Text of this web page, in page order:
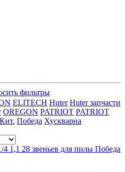
фильтры
ELITECH Huter Huter запчасти
OREGON PATRIOT PATRIOT
Кит. Победа Хускварна
1,1 28 звеньев для пилы Победа